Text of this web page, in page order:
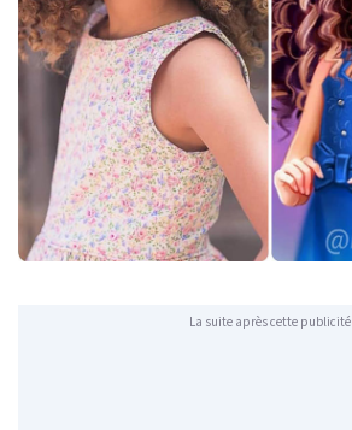
La suite après cette publicité